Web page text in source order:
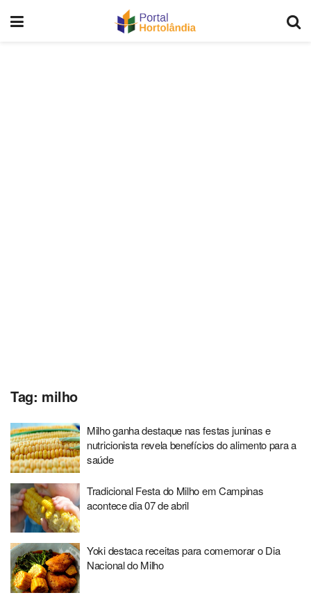
Tag: milho
Milho ganha destaque nas festas juninas e
nutricionista revela benefícios do alimento para a
saúde
Tradicional Festa do Milho em Campinas
acontece dia 07 de abril
Yoki destaca receitas para comemorar o Dia
Nacional do Milho